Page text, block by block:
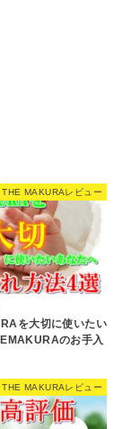
THE MAKURAレビュー
を大切に使いたい
のお手入
THE MAKURAレビュー